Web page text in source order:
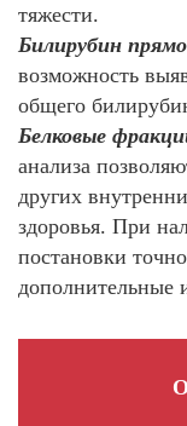
тяжести.
Билирубин
возможность
общего
Белковые
анализа
других
здоровья. При
постановки
дополнительные